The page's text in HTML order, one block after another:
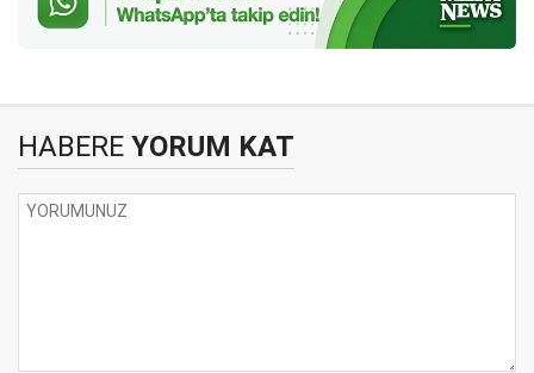
HABERE YORUM KAT